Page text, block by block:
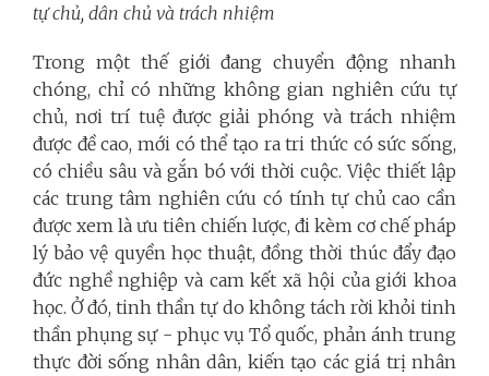
tự chủ, dân chủ và trách nhiệm
Trong một thế giới đang chuyển động nhanh
chóng, chỉ có những không gian nghiên cứu tự
chủ, nơi trí tuệ được giải phóng và trách nhiệm
được đề cao, mới có thể tạo ra tri thức có sức sống,
có chiều sâu và gắn bó với thời cuộc. Việc thiết lập
các trung tâm nghiên cứu có tính tự chủ cao cần
được xem là ưu tiên chiến lược, đi kèm cơ chế pháp
lý bảo vệ quyền học thuật, đồng thời thúc đẩy đạo
đức nghề nghiệp và cam kết xã hội của giới khoa
học. Ở đó, tinh thần tự do không tách rời khỏi tinh
thần phụng sự - phục vụ Tổ quốc, phản ánh trung
thực đời sống nhân dân, kiến tạo các giá trị nhân